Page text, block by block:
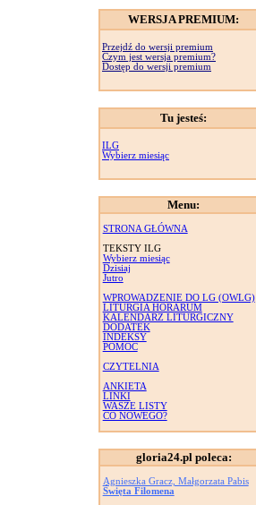
WERSJA PREMIUM:
Przejdź do wersji premium
Czym jest wersja premium?
Dostęp do wersji premium
Tu jesteś:
ILG
Wybierz miesiąc
Menu:
STRONA GŁÓWNA
TEKSTY ILG
Wybierz miesiąc
Dzisiaj
Jutro
WPROWADZENIE DO LG (OWLG)
LITURGIA HORARUM
KALENDARZ LITURGICZNY
DODATEK
INDEKSY
POMOC
CZYTELNIA
ANKIETA
LINKI
WASZE LISTY
CO NOWEGO?
gloria24.pl poleca:
Agnieszka Gracz, Małgorzata Pabis
Święta Filomena